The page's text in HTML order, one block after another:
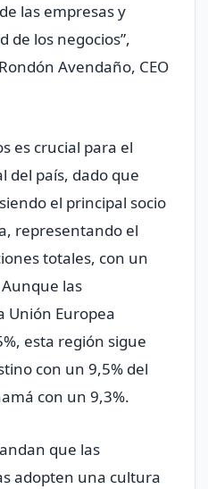
las empresas y
de los negocios”,
Avendaño, CEO
es crucial para el
del país, dado que
el principal socio
representando el
totales, con un
las
Unión Europea
esta región sigue
con un 9,5% del
con un 9,3%.
que las
adopten una cultura